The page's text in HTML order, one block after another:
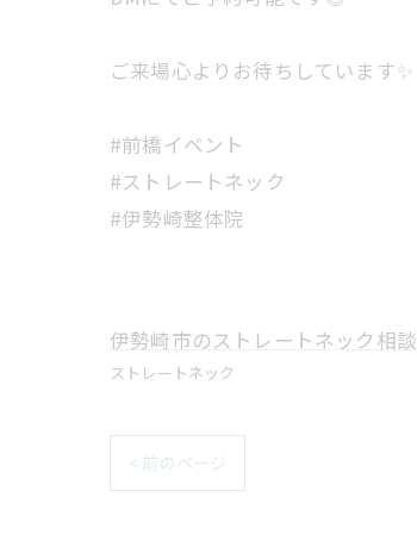
ご来場心よりお待ちしています✨
#前橋イベント
#ストレートネック
#伊勢崎整体院
伊勢崎市のストレートネック相談
ストレートネック
< 前のページ